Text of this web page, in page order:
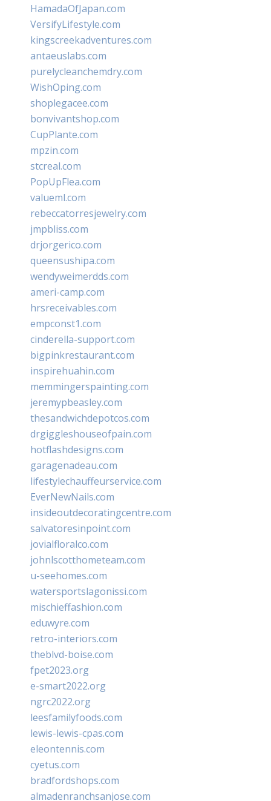
HamadaOfJapan.com
VersifyLifestyle.com
kingscreekadventures.com
antaeuslabs.com
purelycleanchemdry.com
WishOping.com
shoplegacee.com
bonvivantshop.com
CupPlante.com
mpzin.com
stcreal.com
PopUpFlea.com
valueml.com
rebeccatorresjewelry.com
jmpbliss.com
drjorgerico.com
queensushipa.com
wendyweimerdds.com
ameri-camp.com
hrsreceivables.com
empconst1.com
cinderella-support.com
bigpinkrestaurant.com
inspirehuahin.com
memmingerspainting.com
jeremypbeasley.com
thesandwichdepotcos.com
drgiggleshouseofpain.com
hotflashdesigns.com
garagenadeau.com
lifestylechauffeurservice.com
EverNewNails.com
insideoutdecoratingcentre.com
salvatoresinpoint.com
jovialfloralco.com
johnlscotthometeam.com
u-seehomes.com
watersportslagonissi.com
mischieffashion.com
eduwyre.com
retro-interiors.com
theblvd-boise.com
fpet2023.org
e-smart2022.org
ngrc2022.org
leesfamilyfoods.com
lewis-lewis-cpas.com
eleontennis.com
cyetus.com
bradfordshops.com
almadenranchsanjose.com